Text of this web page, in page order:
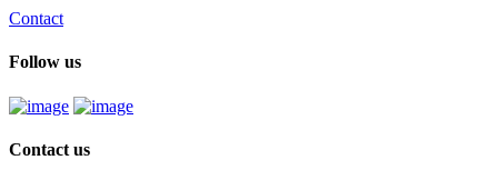
Contact
Follow us
Contact us